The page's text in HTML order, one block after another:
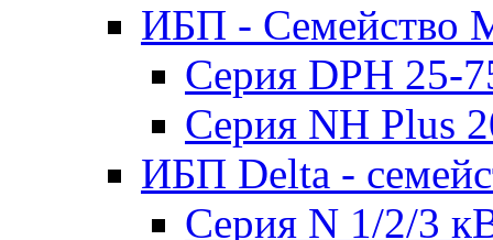
ИБП - Семейство
Серия DPH 25-
Серия NH Plus
ИБП Delta -
Серия N 1/2/3